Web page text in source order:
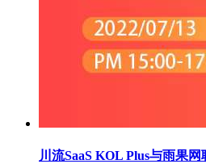
川流SaaS KOL Plus与雨果